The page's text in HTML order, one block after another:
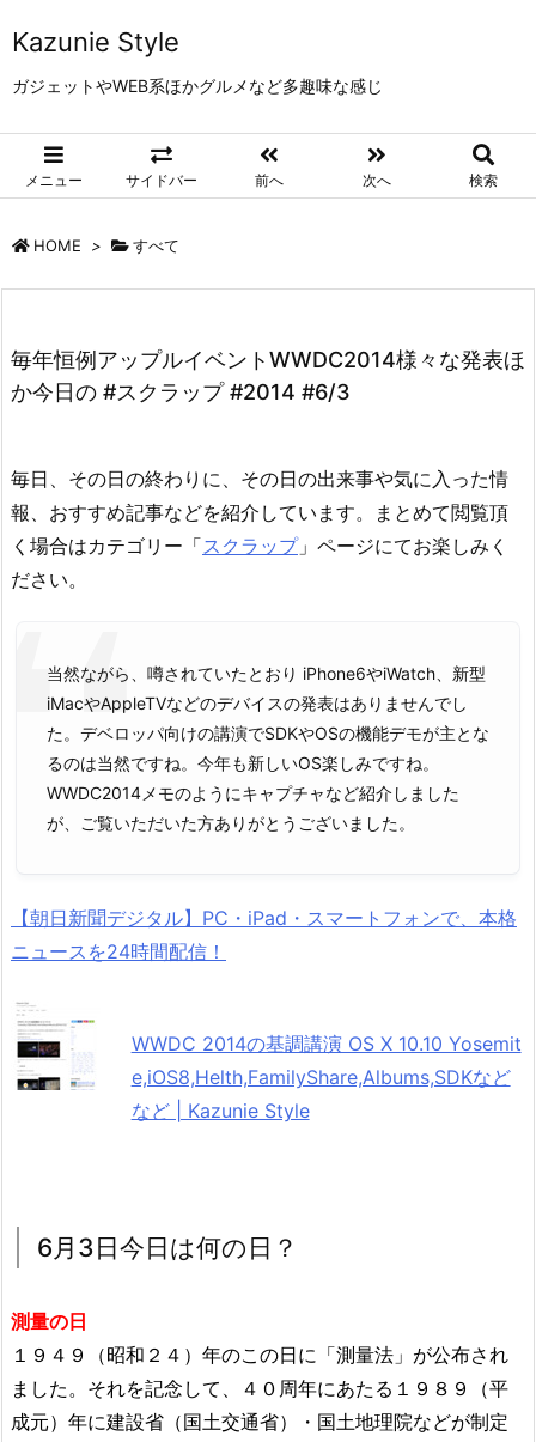
Kazunie Style
ガジェットやWEB系ほかグルメなど多趣味な感じ
メニュー サイドバー 前へ 次へ 検索
HOME > すべて
毎年恒例アップルイベントWWDC2014様々な発表ほ
か今日の #スクラップ #2014 #6/3
毎日、その日の終わりに、その日の出来事や気に入った情
報、おすすめ記事などを紹介しています。まとめて閲覧頂
く場合はカテゴリー「スクラップ」ページにてお楽しみく
ださい。
当然ながら、噂されていたとおり iPhone6やiWatch、新型
iMacやAppleTVなどのデバイスの発表はありませんでし
た。デベロッパ向けの講演でSDKやOSの機能デモが主とな
るのは当然ですね。今年も新しいOS楽しみですね。
WWDC2014メモのようにキャプチャなど紹介しました
が、ご覧いただいた方ありがとうございました。
【朝日新聞デジタル】PC・iPad・スマートフォンで、本格
ニュースを24時間配信！
WWDC 2014の基調講演 OS X 10.10 Yosemit
e,iOS8,Helth,FamilyShare,Albums,SDKなど
など | Kazunie Style
6月3日今日は何の日？
測量の日
１９４９（昭和２４）年のこの日に「測量法」が公布され
ました。それを記念して、４０周年にあたる１９８９（平
成元）年に建設省（国土交通省）・国土地理院などが制定